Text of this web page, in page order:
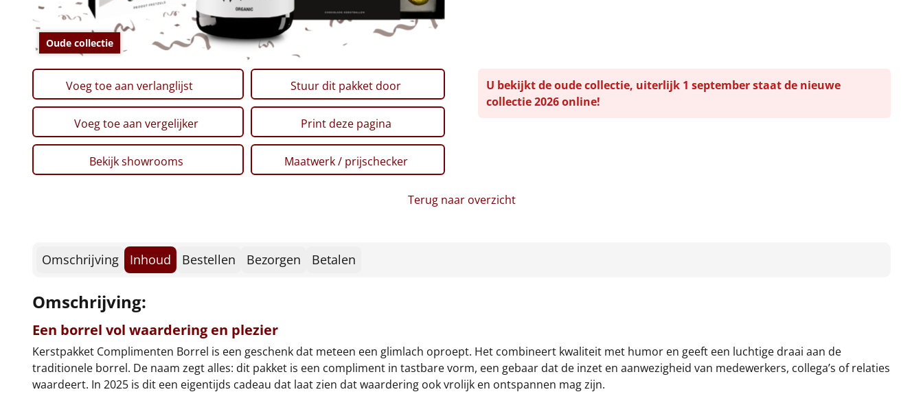
Oude collectie
Voeg toe aan verlanglijst Stuur dit pakket door
Voeg toe aan vergelijker Print deze pagina
Bekijk showrooms Maatwerk / prijschecker
U bekijkt de oude collectie, uiterlijk 1 september staat de nieuwe
collectie 2026 online!
Terug naar overzicht
Omschrijving Inhoud Bestellen Bezorgen Betalen
Omschrijving:
Een borrel vol waardering en plezier
Kerstpakket Complimenten Borrel is een geschenk dat meteen een glimlach oproept. Het combineert kwaliteit met humor en geeft een luchtige draai aan de
traditionele borrel. De naam zegt alles: dit pakket is een compliment in tastbare vorm, een gebaar dat de inzet en aanwezigheid van medewerkers, collega’s of relaties
waardeert. In 2025 is dit een eigentijds cadeau dat laat zien dat waardering ook vrolijk en ontspannen mag zijn.